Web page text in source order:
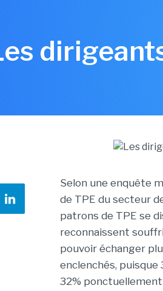
Selon une enquête
de TPE du secteur
patrons de TPE se
reconnaissent
pouvoir échanger
enclenchés,
32%